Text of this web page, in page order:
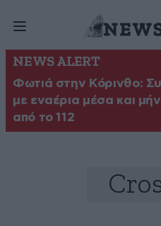
NEWS ALERT
Φωτιά στην Κόρινθο:
με εναέρια μέσα και
από το 112